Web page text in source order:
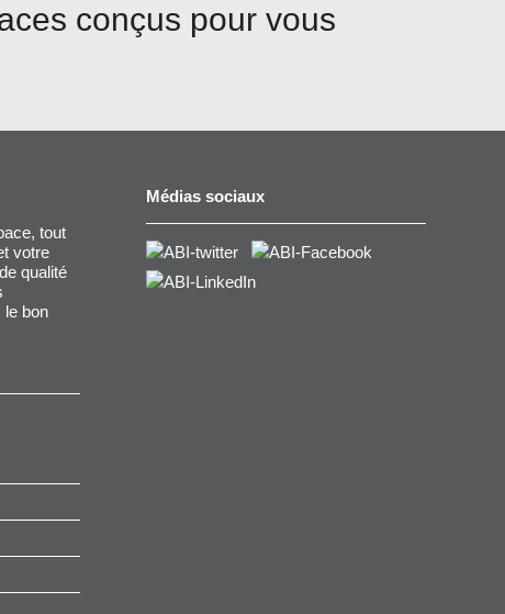
conçus pour vous
tout
votre
qualité
le bon
Médias sociaux